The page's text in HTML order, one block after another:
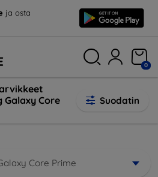
ja osta
0
Core
Suodatin
Core Prime